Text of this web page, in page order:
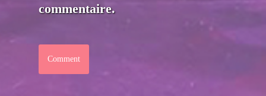
commentaire.